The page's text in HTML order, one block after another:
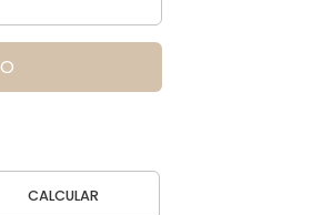
CALCULAR